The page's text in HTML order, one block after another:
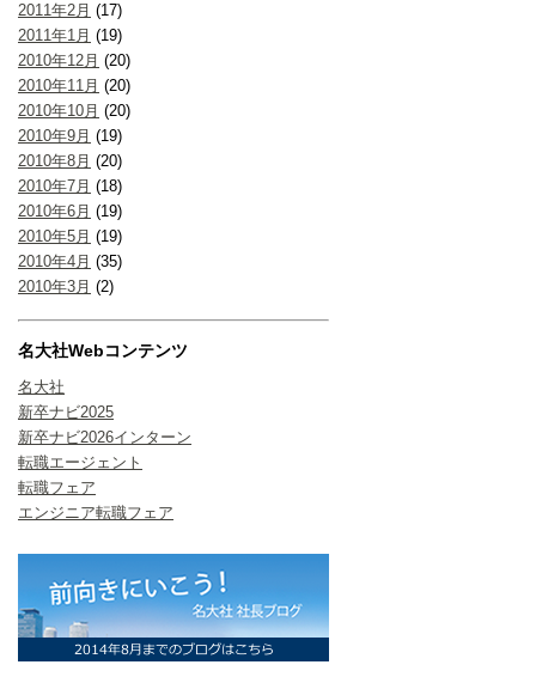
2011年2月 (17)
2011年1月 (19)
2010年12月 (20)
2010年11月 (20)
2010年10月 (20)
2010年9月 (19)
2010年8月 (20)
2010年7月 (18)
2010年6月 (19)
2010年5月 (19)
2010年4月 (35)
2010年3月 (2)
名大社Webコンテンツ
名大社
新卒ナビ2025
新卒ナビ2026インターン
転職エージェント
転職フェア
エンジニア転職フェア